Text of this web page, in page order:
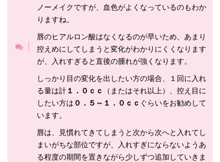
ノーメイクですが、血色がよくなっているのもわか
りますね。
唇のヒアルロン酸はなくなるのが早いため、あまり
控えめにしてしまうと変化がわかりにくくなります
が、入れすぎると直後の腫れが強くなります。
しっかり目の変化を出したい方の場合、１回に入れ
る量は計１．０ｃｃ
（またはそれ以上）、控え目に
したい方は ０．５～１．０ｃｃ ぐらいをお勧めして
います。
唇は、見慣れてきてしまうと次から次へと入れてし
まいがちな部位ですが、入れすぎにならないようあ
る程度の期間を置きながら少しずつ追加していきま